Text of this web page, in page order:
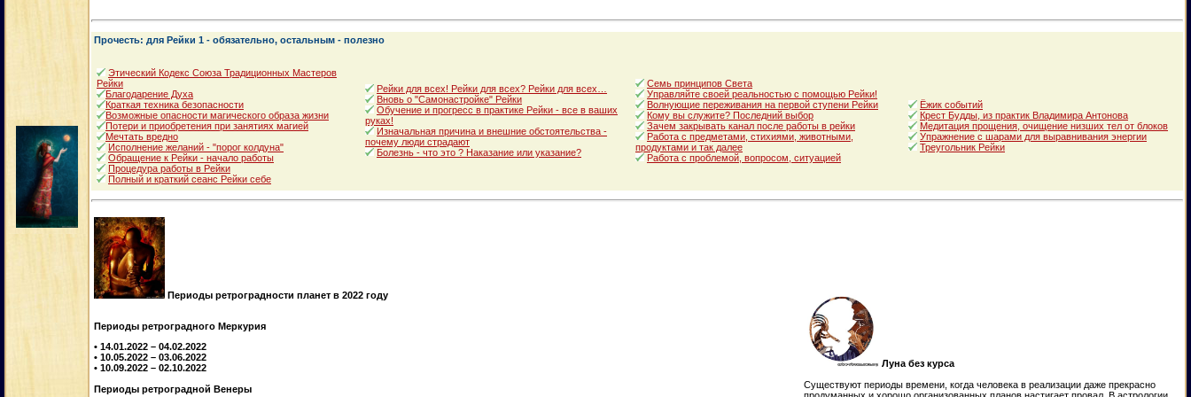
Прочесть: для Рейки 1 - обязательно, остальным - полезно
Этический Кодекс Союза Традиционных Мастеров
Рейки
Благодарение Духа
Краткая техника безопасности
Возможные опасности магического образа жизни
Потери и приобретения при занятиях магией
Мечтать вредно
Исполнение желаний - "порог колдуна"
Обращение к Рейки - начало работы
Процедура работы в Рейки
Полный и краткий сеанс Рейки себе
Рейки для всех! Рейки для всех? Рейки для всех…
Вновь о "Самонастройке" Рейки
Обучение и прогресс в практике Рейки - все в ваших
руках!
Изначальная причина и внешние обстоятельства -
почему люди страдают
Болезнь - что это ? Наказание или указание?
Семь принципов Света
Управляйте своей реальностью с помощью Рейки!
Волнующие переживания на первой ступени Рейки
Кому вы служите? Последний выбор
Зачем закрывать канал после работы в рейки
Работа с предметами, стихиями, животными,
продуктами и так далее
Работа с проблемой, вопросом, ситуацией
Ёжик событий
Крест Будды, из практик Владимира Антонова
Медитация прощения, очищение низших тел от блоков
Упражнение с шарами для выравнивания энергии
Треугольник Рейки
Периоды ретроградности планет в 2022 году
Периоды ретроградного Меркурия
• 14.01.2022 – 04.02.2022
• 10.05.2022 – 03.06.2022
• 10.09.2022 – 02.10.2022
Периоды ретроградной Венеры
Луна без курса
Существуют периоды времени, когда человека в реализации даже прекрасно